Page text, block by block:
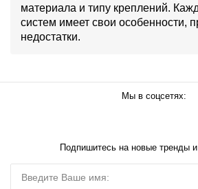
материала и типу креплений.
систем имеет свои особенности,
недостатки.
Мы в соцсетях:
Подпишитесь на новые тренды